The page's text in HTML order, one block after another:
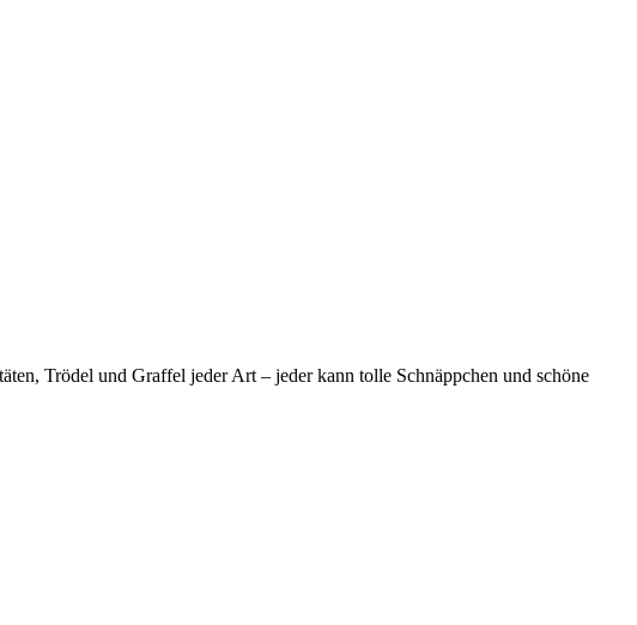
Trödel und Graffel jeder Art – jeder kann tolle Schnäppchen und schöne